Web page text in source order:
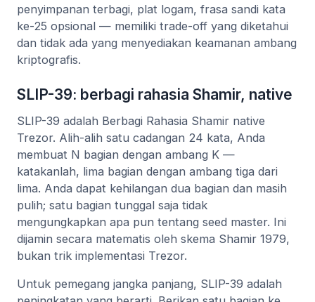
penyimpanan terbagi, plat logam, frasa sandi kata
ke-25 opsional — memiliki trade-off yang diketahui
dan tidak ada yang menyediakan keamanan ambang
kriptografis.
SLIP-39: berbagi rahasia Shamir, native
SLIP-39 adalah Berbagi Rahasia Shamir native
Trezor. Alih-alih satu cadangan 24 kata, Anda
membuat N bagian dengan ambang K —
katakanlah, lima bagian dengan ambang tiga dari
lima. Anda dapat kehilangan dua bagian dan masih
pulih; satu bagian tunggal saja tidak
mengungkapkan apa pun tentang seed master. Ini
dijamin secara matematis oleh skema Shamir 1979,
bukan trik implementasi Trezor.
Untuk pemegang jangka panjang, SLIP-39 adalah